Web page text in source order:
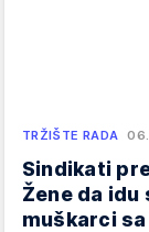
TRŽIŠTE RADA
Sindikati
Žene da idu
muškarci